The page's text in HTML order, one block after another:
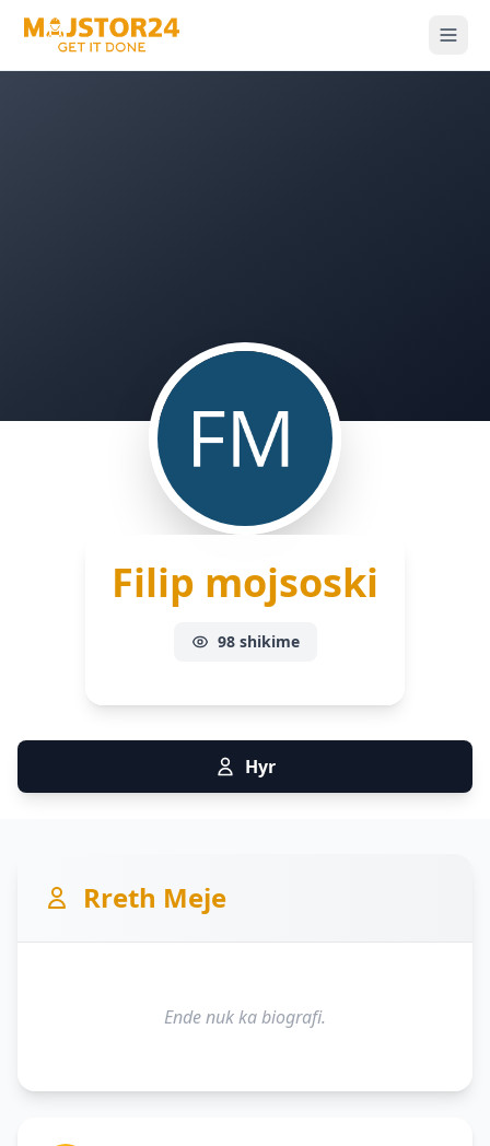
Filip mojsoski
98 shikime
Hyr
Rreth Meje
Ende nuk ka biografi.